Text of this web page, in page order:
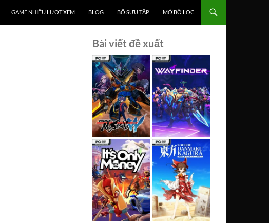
GAME NHIỀU LƯỢT XEM BLOG BỘ SƯU TẬP MỞ BỘ LỌC
Bài viết đề xuất